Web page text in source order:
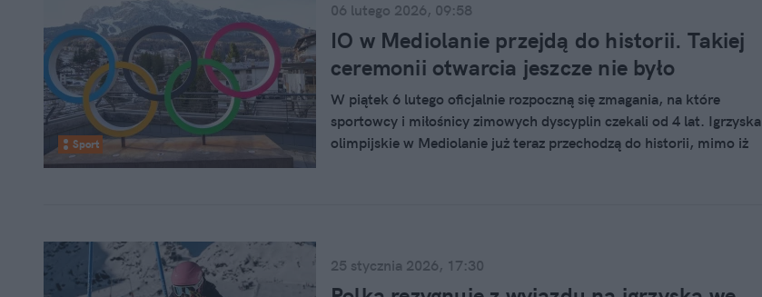
Sport
06 lutego 2026, 09:58
IO w Mediolanie przejdą do historii. Takiej
ceremonii otwarcia jeszcze nie było
W piątek 6 lutego oficjalnie rozpoczną się zmagania, na które
sportowcy i miłośnicy zimowych dyscyplin czekali od 4 lat. Igrzyska
olimpijskie w Mediolanie już teraz przechodzą do historii, mimo iż
25 stycznia 2026, 17:30